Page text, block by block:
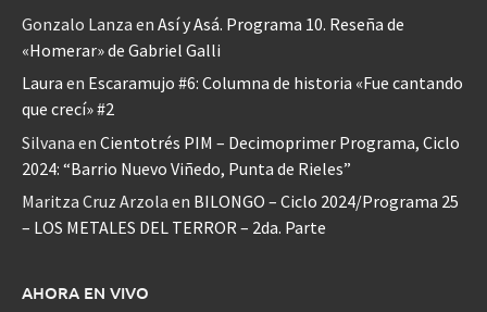
Gonzalo Lanza en Así y Asá. Programa 10. Reseña de
«Homerar» de Gabriel Galli
Laura en Escaramujo #6: Columna de historia «Fue cantando
que crecí» #2
Silvana en Cientotrés PIM – Decimoprimer Programa, Ciclo
2024: “Barrio Nuevo Viñedo, Punta de Rieles”
Maritza Cruz Arzola en BILONGO – Ciclo 2024/Programa 25
– LOS METALES DEL TERROR – 2da. Parte
AHORA EN VIVO